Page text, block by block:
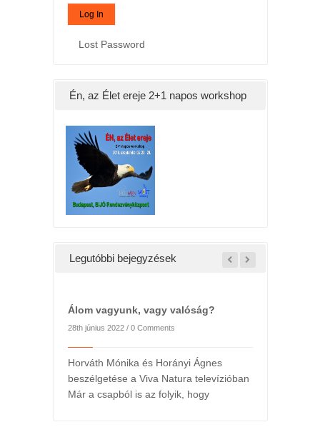
Lost Password
Én, az Élet ereje 2+1 napos workshop
Legutóbbi bejegyzések
Álom vagyunk, vagy valóság?
28th június 2022 / 0 Comments
Horváth Mónika és Horányi Ágnes
beszélgetése a Viva Natura televízióban
Már a csapból is az folyik, hogy